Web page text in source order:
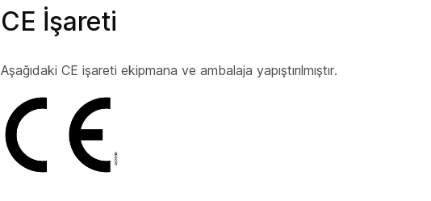
CE İşareti
Aşağıdaki CE işareti ekipmana ve ambalaja yapıştırılmıştır.